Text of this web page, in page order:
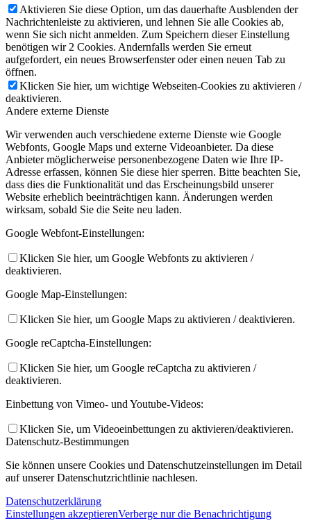
Aktivieren Sie diese Option, um das dauerhafte Ausblenden der
Nachrichtenleiste zu aktivieren, und lehnen Sie alle Cookies ab,
wenn Sie sich nicht anmelden. Zum Speichern dieser Einstellung
benötigen wir 2 Cookies. Andernfalls werden Sie erneut
aufgefordert, ein neues Browserfenster oder einen neuen Tab zu
öffnen.
Klicken Sie hier, um wichtige Webseiten-Cookies zu aktivieren /
deaktivieren.
Andere externe Dienste
Wir verwenden auch verschiedene externe Dienste wie Google
Webfonts, Google Maps und externe Videoanbieter. Da diese
Anbieter möglicherweise personenbezogene Daten wie Ihre IP-
Adresse erfassen, können Sie diese hier sperren. Bitte beachten Sie,
dass dies die Funktionalität und das Erscheinungsbild unserer
Website erheblich beeinträchtigen kann. Änderungen werden
wirksam, sobald Sie die Seite neu laden.
Google Webfont-Einstellungen:
Klicken Sie hier, um Google Webfonts zu aktivieren /
deaktivieren.
Google Map-Einstellungen:
Klicken Sie hier, um Google Maps zu aktivieren / deaktivieren.
Google reCaptcha-Einstellungen:
Klicken Sie hier, um Google reCaptcha zu aktivieren /
deaktivieren.
Einbettung von Vimeo- und Youtube-Videos:
Klicken Sie, um Videoeinbettungen zu aktivieren/deaktivieren.
Datenschutz-Bestimmungen
Sie können unsere Cookies und Datenschutzeinstellungen im Detail
auf unserer Datenschutzrichtlinie nachlesen.
Datenschutzerklärung
Einstellungen akzeptierenVerberge nur die Benachrichtigung